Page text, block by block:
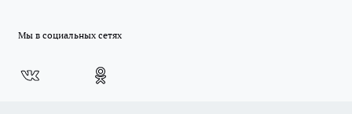
Мы в социальных сетях